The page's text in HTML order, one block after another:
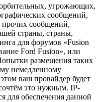
угрожающих,
сообщений,
сообщений,
страны, страны,
для форумов «Fusion
Ford Fusion», или
размещения таких
немедленному
ваш провайдер будет
это нужным. IP-
для обеспечения данной